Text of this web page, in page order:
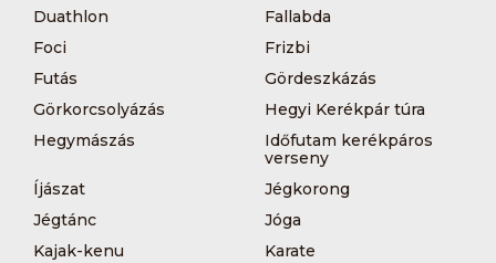
Duathlon
Fallabda
Foci
Frizbi
Futás
Gördeszkázás
Görkorcsolyázás
Hegyi Kerékpár túra
Hegymászás
Időfutam kerékpáros
verseny
Íjászat
Jégkorong
Jégtánc
Jóga
Kajak-kenu
Karate